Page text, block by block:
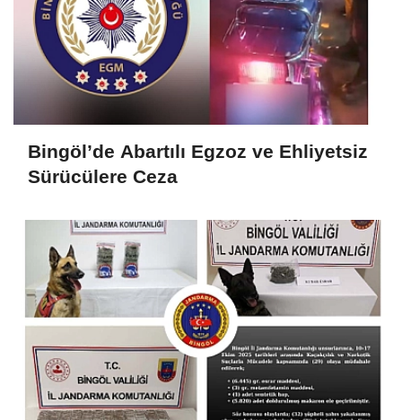
Bingöl’de Abartılı Egzoz ve Ehliyetsiz
Sürücülere Ceza